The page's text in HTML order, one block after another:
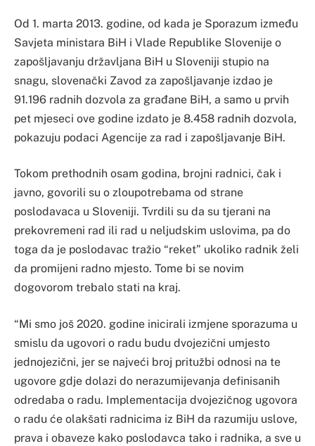
Od 1. marta 2013. godine, od kada je Sporazum između
Savjeta ministara BiH i Vlade Republike Slovenije o
zapošljavanju državljana BiH u Sloveniji stupio na
snagu, slovenački Zavod za zapošljavanje izdao je
91.196 radnih dozvola za građane BiH, a samo u prvih
pet mjeseci ove godine izdato je 8.458 radnih dozvola,
pokazuju podaci Agencije za rad i zapošljavanje BiH.
Tokom prethodnih osam godina, brojni radnici, čak i
javno, govorili su o zloupotrebama od strane
poslodavaca u Sloveniji. Tvrdili su da su tjerani na
prekovremeni rad ili rad u neljudskim uslovima, pa do
toga da je poslodavac tražio “reket” ukoliko radnik želi
da promijeni radno mjesto. Tome bi se novim
dogovorom trebalo stati na kraj.
“Mi smo još 2020. godine inicirali izmjene sporazuma u
smislu da ugovori o radu budu dvojezični umjesto
jednojezični, jer se najveći broj pritužbi odnosi na te
ugovore gdje dolazi do nerazumijevanja definisanih
odredaba o radu. Implementacija dvojezičnog ugovora
o radu će olakšati radnicima iz BiH da razumiju uslove,
prava i obaveze kako poslodavca tako i radnika, a sve u